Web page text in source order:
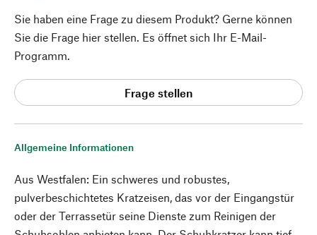
Allgemeine Informationen
Aus Westfalen: Ein schweres und robustes,
pulverbeschichtetes Kratzeisen, das vor der Eingangstür
oder der Terrassetür seine Dienste zum Reinigen der
Sie haben eine Frage zu diesem Produkt? Gerne können
Sie die Frage hier stellen. Es öffnet sich Ihr E-Mail-
Programm.
Frage stellen